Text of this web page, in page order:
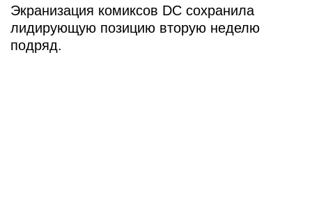
Экранизация комиксов DC сохранила
лидирующую позицию вторую неделю
подряд.